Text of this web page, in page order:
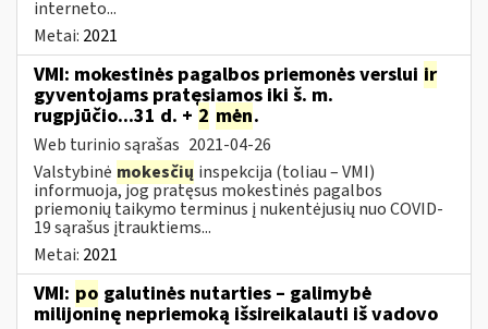
interneto...
Metai: 2021
VMI: mokestinės pagalbos priemonės verslui ir
gyventojams pratęsiamos iki š. m.
rugpjūčio...31 d. + 2 mėn.
Web turinio sąrašas 2021-04-26
Valstybinė mokesčių inspekcija (toliau – VMI)
informuoja, jog pratęsus mokestinės pagalbos
priemonių taikymo terminus į nukentėjusių nuo COVID-
19 sąrašus įtrauktiems...
Metai: 2021
VMI: po galutinės nutarties – galimybė
milijoninę nepriemoką išsireikalauti iš vadovo